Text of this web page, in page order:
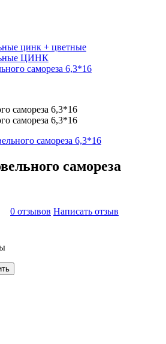
цинк + цветные
ЦИНК
самореза 6,3*16
самореза
0 отзывов Написать отзыв